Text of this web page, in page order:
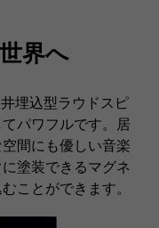
界へ
埋込型ラウドスピ
パワフルです。居
間にも優しい音楽
塗装できるマグネ
ことができます。